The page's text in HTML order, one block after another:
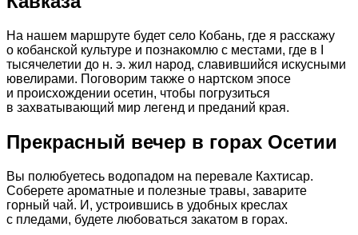
На нашем маршруте будет село Кобань, где я расскажу
о кобанской культуре и познакомлю с местами, где в I
тысячелетии до н. э. жил народ, славившийся искусными
ювелирами. Поговорим также о нартском эпосе
и происхождении осетин, чтобы погрузиться
в захватывающий мир легенд и преданий края.
Прекрасный вечер в горах Осетии
Вы полюбуетесь водопадом на перевале Кахтисар.
Соберете ароматные и полезные травы, заварите
горный чай. И, устроившись в удобных креслах
с пледами, будете любоваться закатом в горах.